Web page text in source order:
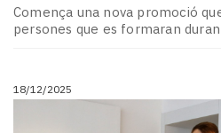
Comença una nova promoció
persones que es formaran
18/12/2025